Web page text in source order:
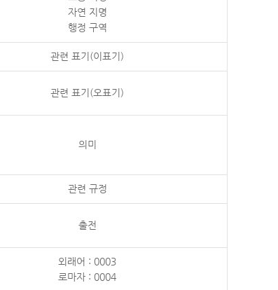
자연 지명
행정 구역
관련 표기(이표기)
관련 표기(오표기)
의미
관련 규정
출전
외래어 : 0003
로마자 : 0004